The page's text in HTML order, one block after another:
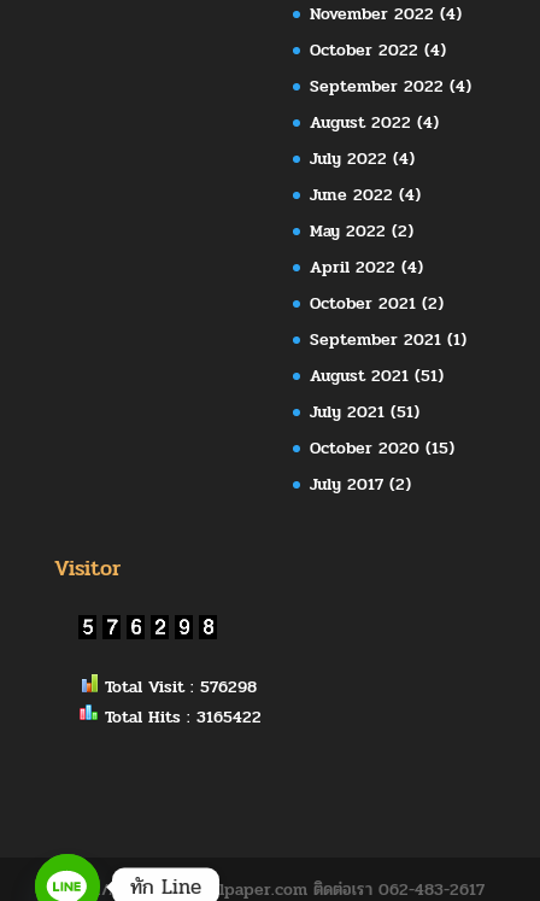
November 2022 (4)
October 2022 (4)
September 2022 (4)
August 2022 (4)
July 2022 (4)
June 2022 (4)
May 2022 (2)
April 2022 (4)
October 2021 (2)
September 2021 (1)
August 2021 (51)
July 2021 (51)
October 2020 (15)
July 2017 (2)
Visitor
Total Visit : 576298
Total Hits : 3165422
https://www.abbywallpaper.com ติดต่อเรา 062-483-2617
ทัก Line